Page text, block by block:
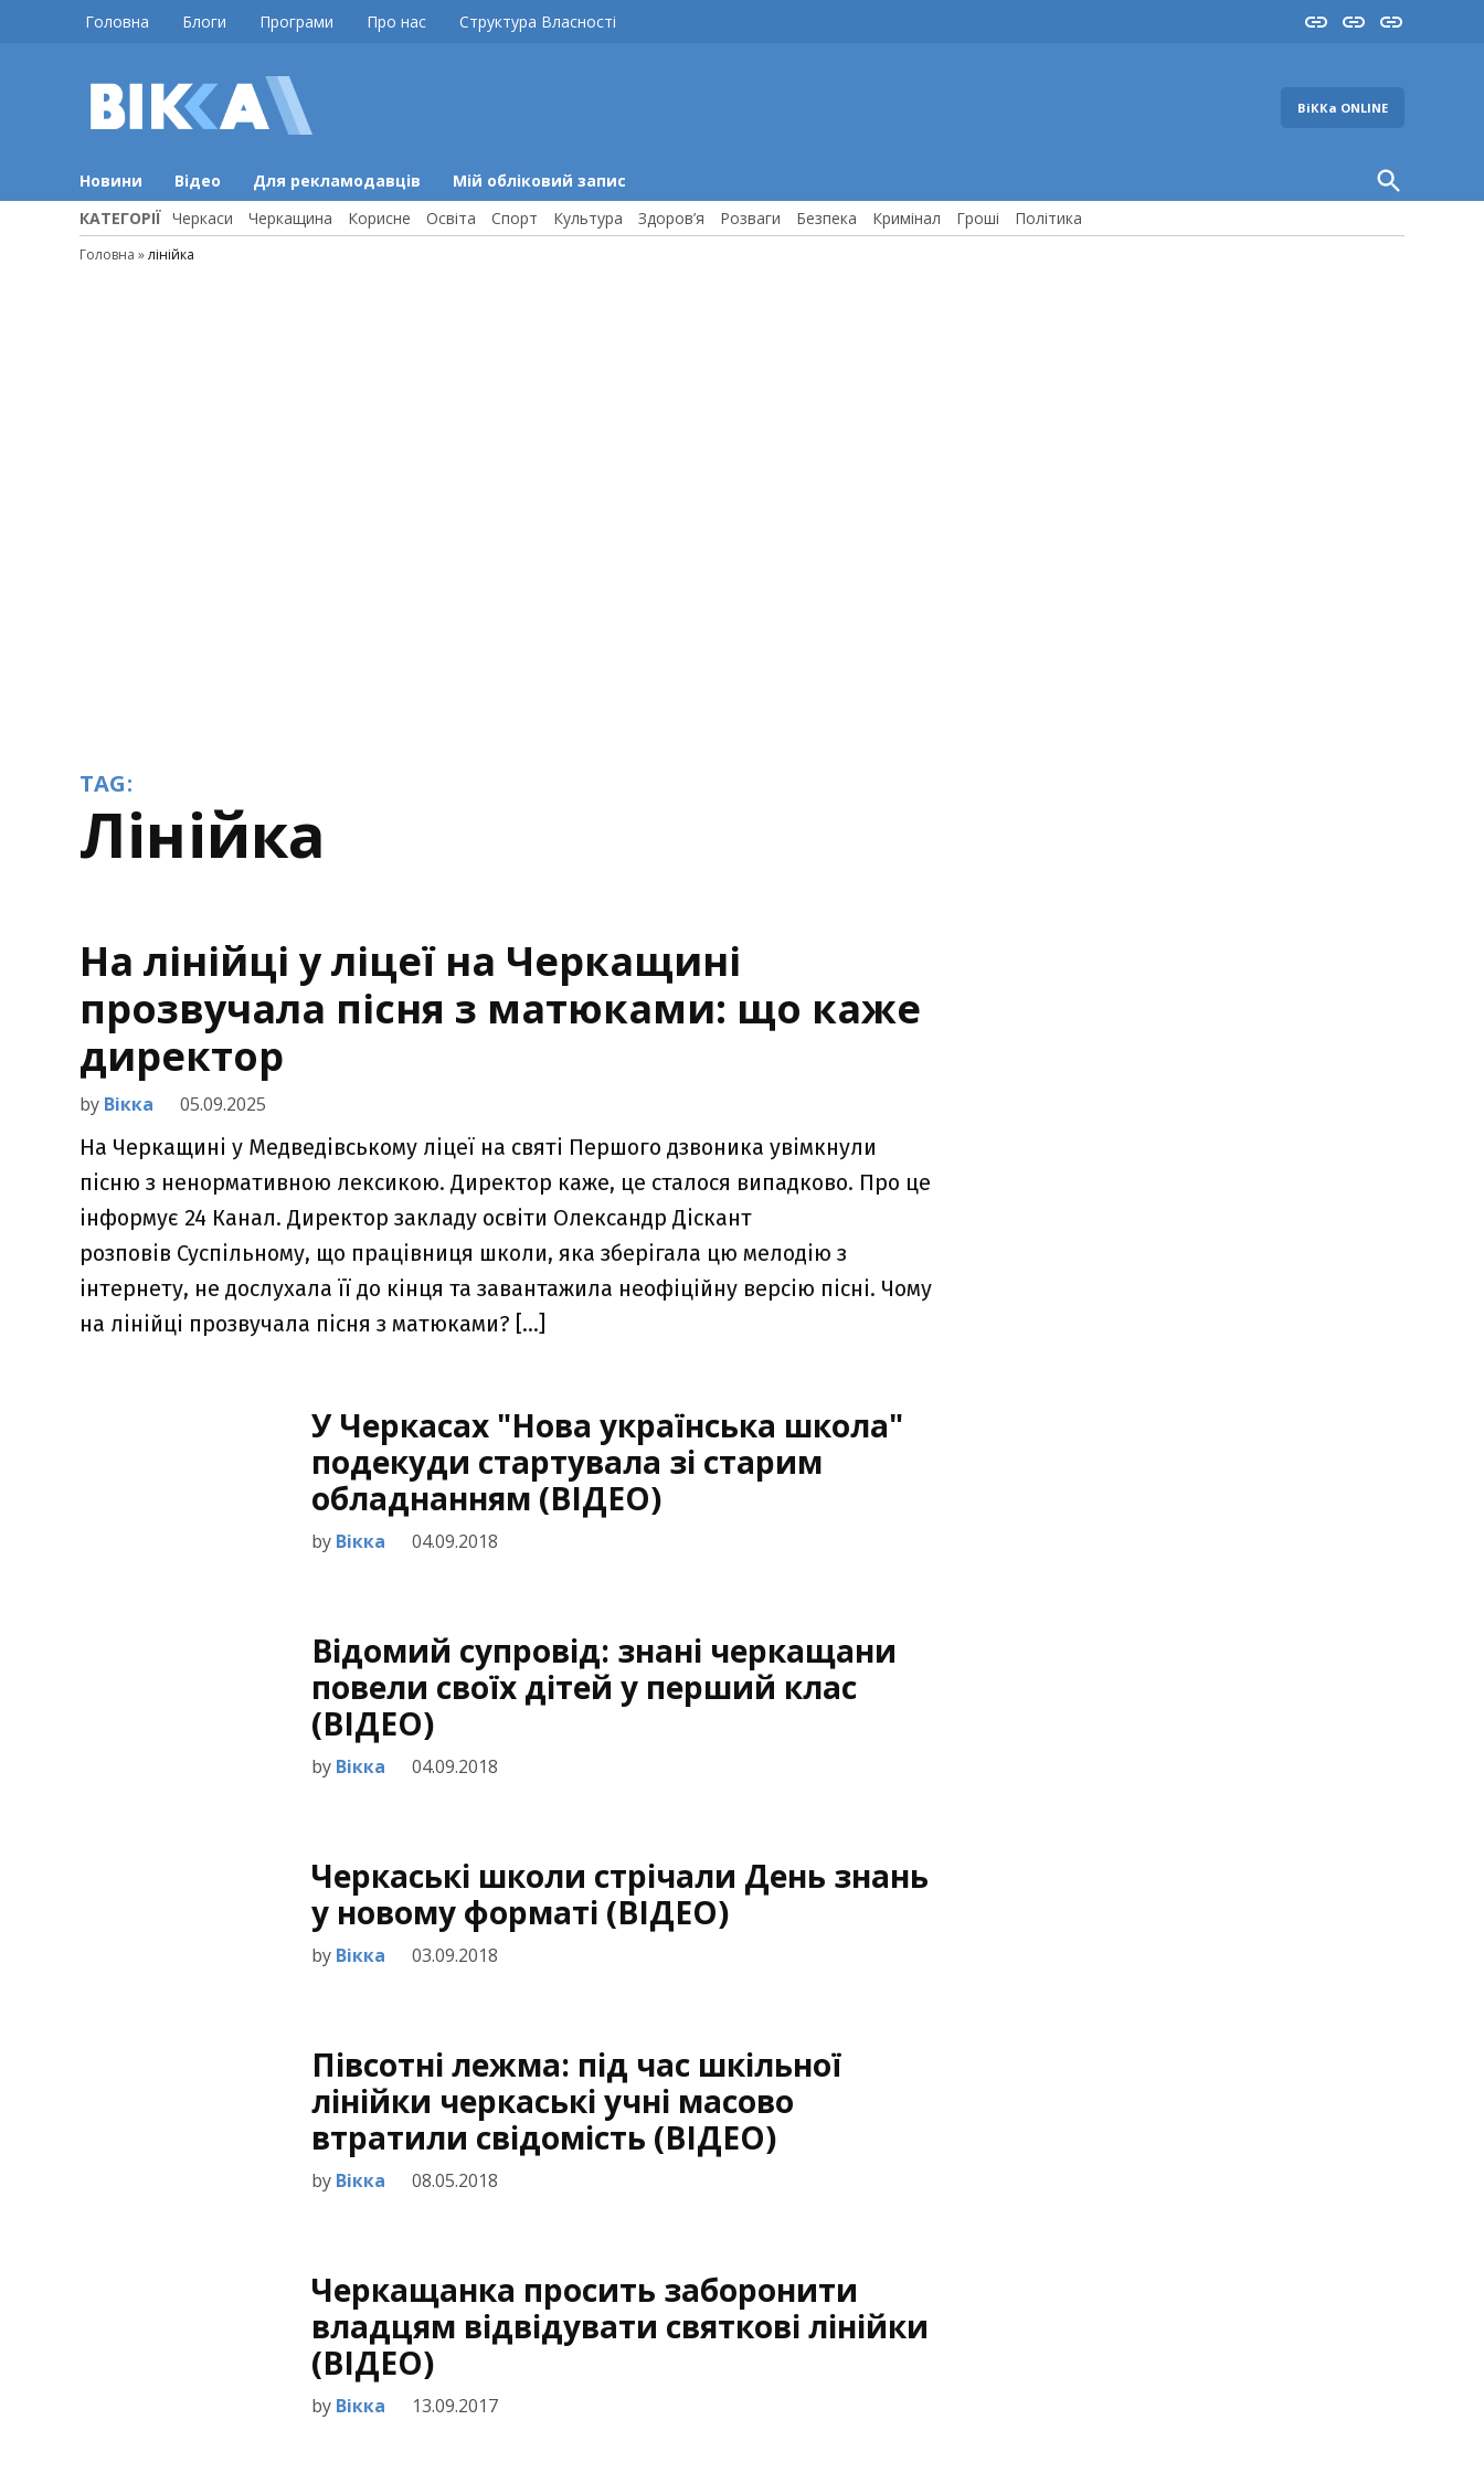
Головна Блоги Програми Про нас Структура Власності InstaYouTube
FB
ВіККа ONLINE
Новини Відео Для рекламодавців Мій обліковий запис
Open
Search
КАТЕГОРІЇ Черкаси Черкащина Корисне Освіта Спорт Культура Здоров’я Розваги Безпека Кримінал Гроші Політика
Головна »лінійка
TAG:
лінійка
На лінійці у ліцеї на Черкащині
прозвучала пісня з матюками: що каже
директор
by Вікка 05.09.2025
На Черкащині у Медведівському ліцеї на святі Першого дзвоника увімкнули
пісню з ненормативною лексикою. Директор каже, це сталося випадково. Про це
інформує 24 Канал. Директор закладу освіти Олександр Діскант
розповів Суспільному, що працівниця школи, яка зберігала цю мелодію з
інтернету, не дослухала її до кінця та завантажила неофіційну версію пісні. Чому
на лінійці прозвучала пісня з матюками? […]
У Черкасах "Нова українська школа"
подекуди стартувала зі старим
обладнанням (ВІДЕО)
by Вікка 04.09.2018
Відомий супровід: знані черкащани
повели своїх дітей у перший клас
(ВІДЕО)
by Вікка 04.09.2018
Черкаські школи стрічали День знань
у новому форматі (ВІДЕО)
by Вікка 03.09.2018
Півсотні лежма: під час шкільної
лінійки черкаські учні масово
втратили свідомість (ВІДЕО)
by Вікка 08.05.2018
Черкащанка просить заборонити
владцям відвідувати святкові лінійки
(ВІДЕО)
by Вікка 13.09.2017